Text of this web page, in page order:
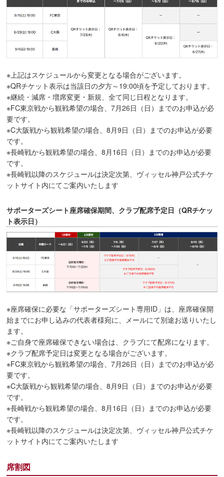
※上記はスケジュールから変更となる場合がございます。
※QRチケット表示は当該日の夕方～19:00頃を予定しております。
※継続・減席・増席変更・新規、全て同じ日程となります。
※FC東京戦から観戦希望の場合、7月26日（日）までのお申込が必
要です。
※C大阪戦から観戦希望の場合、8月9日（日）までのお申込が必要
です。
※長崎戦から観戦希望の場合、8月16日（日）までのお申込が必要
です。
※長崎戦以降のスケジュールは決定次第、ヴィッセル神戸公式チケ
ットサイト内にてご案内いたします
サポーターズシート座席確保期間、クラブ配席予定日（QRチケッ
ト表示日）
※座席確保に必要な「サポーターズシート専用ID」は、座席確保開
始までにお申し込みの代表者様宛に、メールにて別途お送りいたし
ます。
※ご自身で座席確保できない場合は、クラブにて配席になります。
※クラブ配席予定日は変更となる場合がございます。
※FC東京戦から観戦希望の場合、7月26日（日）までのお申込が必
要です。
※C大阪戦から観戦希望の場合、8月9日（日）までのお申込が必要
です。
※長崎戦から観戦希望の場合、8月16日（日）までのお申込が必要
です。
※長崎戦以降のスケジュールは決定次第、ヴィッセル神戸公式チケ
ットサイト内にてご案内いたします
席割図